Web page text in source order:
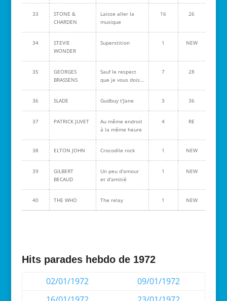
33
STONE &
CHARDEN
Laisse aller la
musique
16 26
34
STEVIE
WONDER
Superstition 1 NEW
35
GEORGES
BRASSENS
Sauf le respect
que je vous dois...
7 28
36 SLADE Gudbuy t'Jane 3 36
37 PATRICK JUVET
Au même endroit
à la même heure
4 RE
38 ELTON JOHN Crocodile rock 1 NEW
39
GILBERT
BECAUD
Un peu d'amour
et d'amitié
1 NEW
40 THE WHO The relay 1 NEW
Hits parades hebdo de 1972
02/01/1972
09/01/1972